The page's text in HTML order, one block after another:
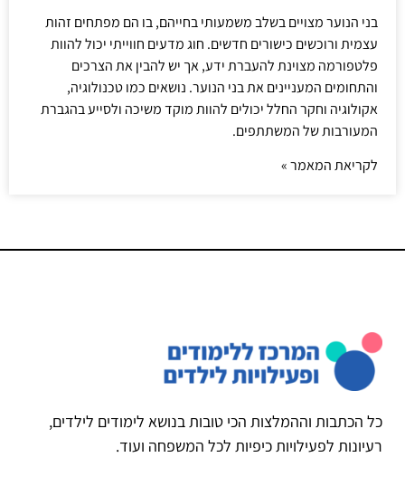
בני הנוער מצויים בשלב משמעותי בחייהם, בו הם מפתחים זהות
עצמית ורוכשים כישורים חדשים. חוג מדעים חווייתי יכול להוות
פלטפורמה מצוינת להעברת ידע, אך יש להבין את הצרכים
והתחומים המעניינים את בני הנוער. נושאים כמו טכנולוגיה,
אקולוגיה וחקר החלל יכולים להוות מוקד משיכה ולסייע בהגברת
המעורבות של המשתתפים.
לקריאת המאמר »
כל הכתבות וההמלצות הכי טובות בנושא לימודים לילדים,
רעיונות לפעילויות כיפיות לכל המשפחה ועוד.